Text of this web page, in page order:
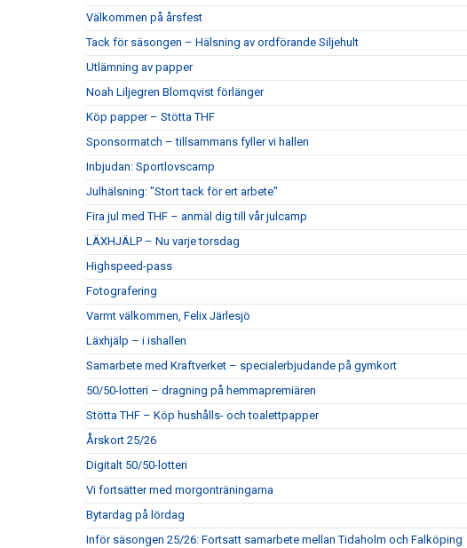
Välkommen på årsfest
Tack för säsongen – Hälsning av ordförande Siljehult
Utlämning av papper
Noah Liljegren Blomqvist förlänger
Köp papper – Stötta THF
Sponsormatch – tillsammans fyller vi hallen
Inbjudan: Sportlovscamp
Julhälsning: "Stort tack för ert arbete"
Fira jul med THF – anmäl dig till vår julcamp
LÄXHJÄLP – Nu varje torsdag
Highspeed-pass
Fotografering
Varmt välkommen, Felix Järlesjö
Läxhjälp – i ishallen
Samarbete med Kraftverket – specialerbjudande på gymkort
50/50-lotteri – dragning på hemmapremiären
Stötta THF – Köp hushålls- och toalettpapper
Årskort 25/26
Digitalt 50/50-lotteri
Vi fortsätter med morgonträningarna
Bytardag på lördag
Inför säsongen 25/26: Fortsatt samarbete mellan Tidaholm och Falköping